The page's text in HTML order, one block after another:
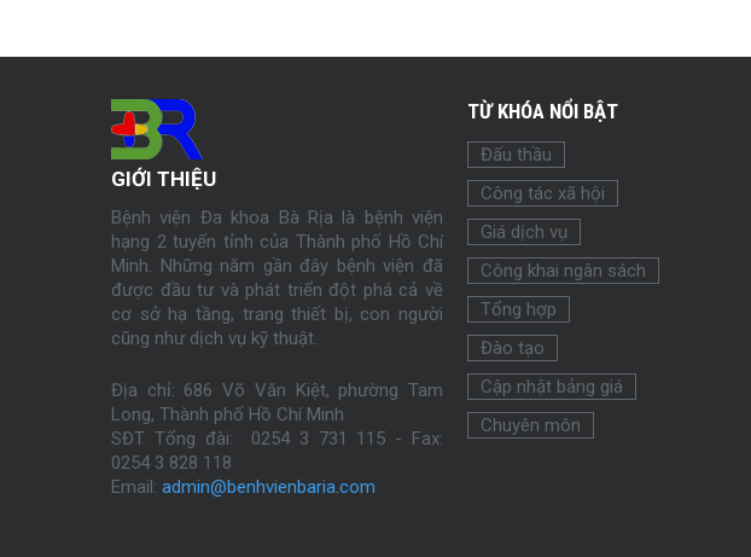
GIỚI THIỆU
Bệnh viện Đa khoa Bà Rịa là bệnh viện
hạng 2 tuyến tỉnh của Thành phố Hồ Chí
Minh. Những năm gần đây bệnh viện đã
được đầu tư và phát triển đột phá cả về
cơ sở hạ tầng, trang thiết bị, con người
cũng như dịch vụ kỹ thuật.
Địa chỉ: 686 Võ Văn Kiệt, phường Tam
Long, Thành phố Hồ Chí Minh
SĐT Tổng đài: 0254 3 731 115 - Fax:
0254 3 828 118
Email: admin@benhvienbaria.com
TỪ KHÓA NỔI BẬT
Đấu thầu
Công tác xã hội
Giá dịch vụ
Công khai ngân sách
Tổng hợp
Đào tạo
Cập nhật bảng giá
Chuyên môn